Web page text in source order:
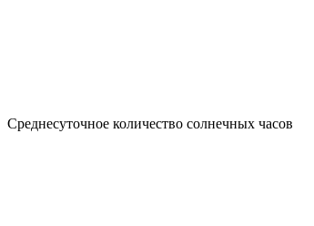
Среднесуточное количество солнечных часов